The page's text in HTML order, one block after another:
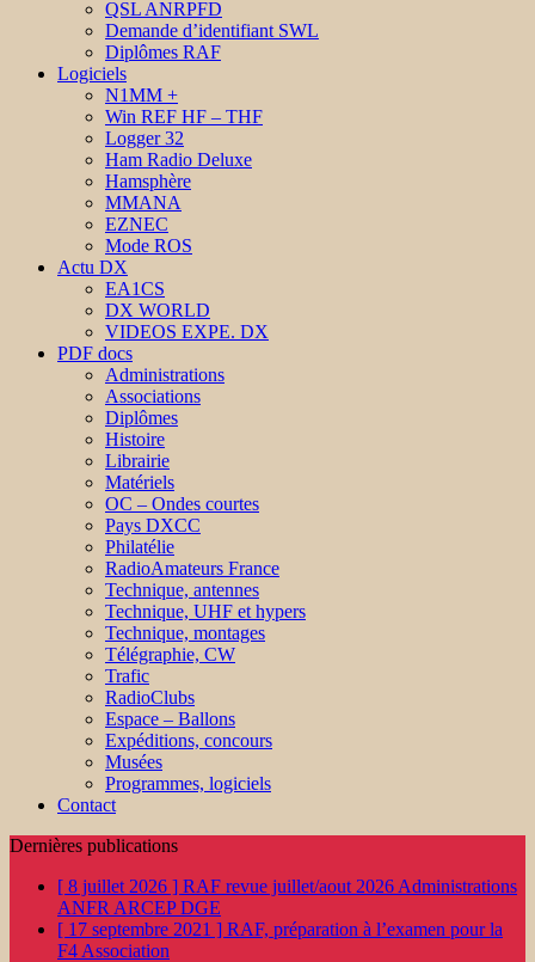
QSL ANRPFD
Demande d’identifiant SWL
Diplômes RAF
Logiciels
N1MM +
Win REF HF – THF
Logger 32
Ham Radio Deluxe
Hamsphère
MMANA
EZNEC
Mode ROS
Actu DX
EA1CS
DX WORLD
VIDEOS EXPE. DX
PDF docs
Administrations
Associations
Diplômes
Histoire
Librairie
Matériels
OC – Ondes courtes
Pays DXCC
Philatélie
RadioAmateurs France
Technique, antennes
Technique, UHF et hypers
Technique, montages
Télégraphie, CW
Trafic
RadioClubs
Espace – Ballons
Expéditions, concours
Musées
Programmes, logiciels
Contact
Dernières publications
[ 8 juillet 2026 ] RAF revue juillet/aout 2026 Administrations
ANFR ARCEP DGE
[ 17 septembre 2021 ] RAF, préparation à l’examen pour la
F4 Association